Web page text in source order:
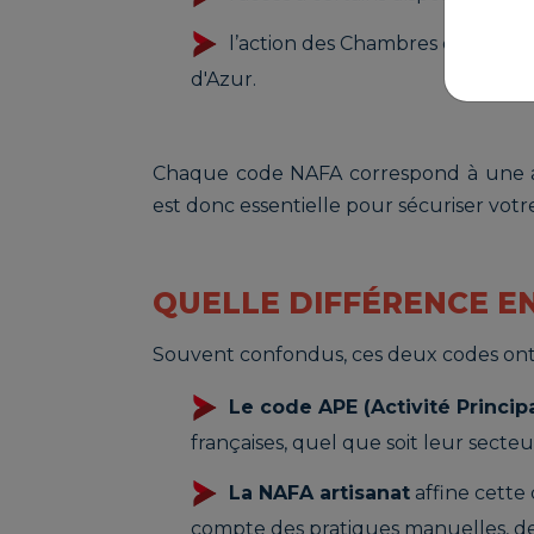
l’action des Chambres de
d'Azur.
Chaque code NAFA correspond à
est donc essentielle pour sécuriser
QUELLE DIFFÉRENCE
Souvent confondus, ces deux codes
Le code APE (Activité
françaises, quel que soit leur
La NAFA artisanat affine cette
compte des pratiques manuelles,